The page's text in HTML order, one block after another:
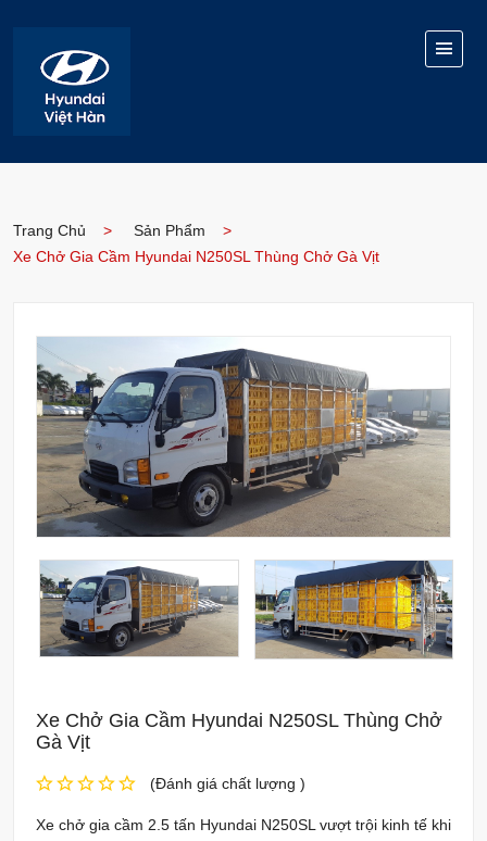
Trang Chủ
Sản Phẩm
Xe Chở Gia Cầm Hyundai N250SL Thùng Chở Gà Vịt
Xe Chở Gia Cầm Hyundai N250SL Thùng Chở
Gà Vịt
(Đánh giá chất lượng )
Xe chở gia cầm 2.5 tấn Hyundai N250SL vượt trội kinh tế khi